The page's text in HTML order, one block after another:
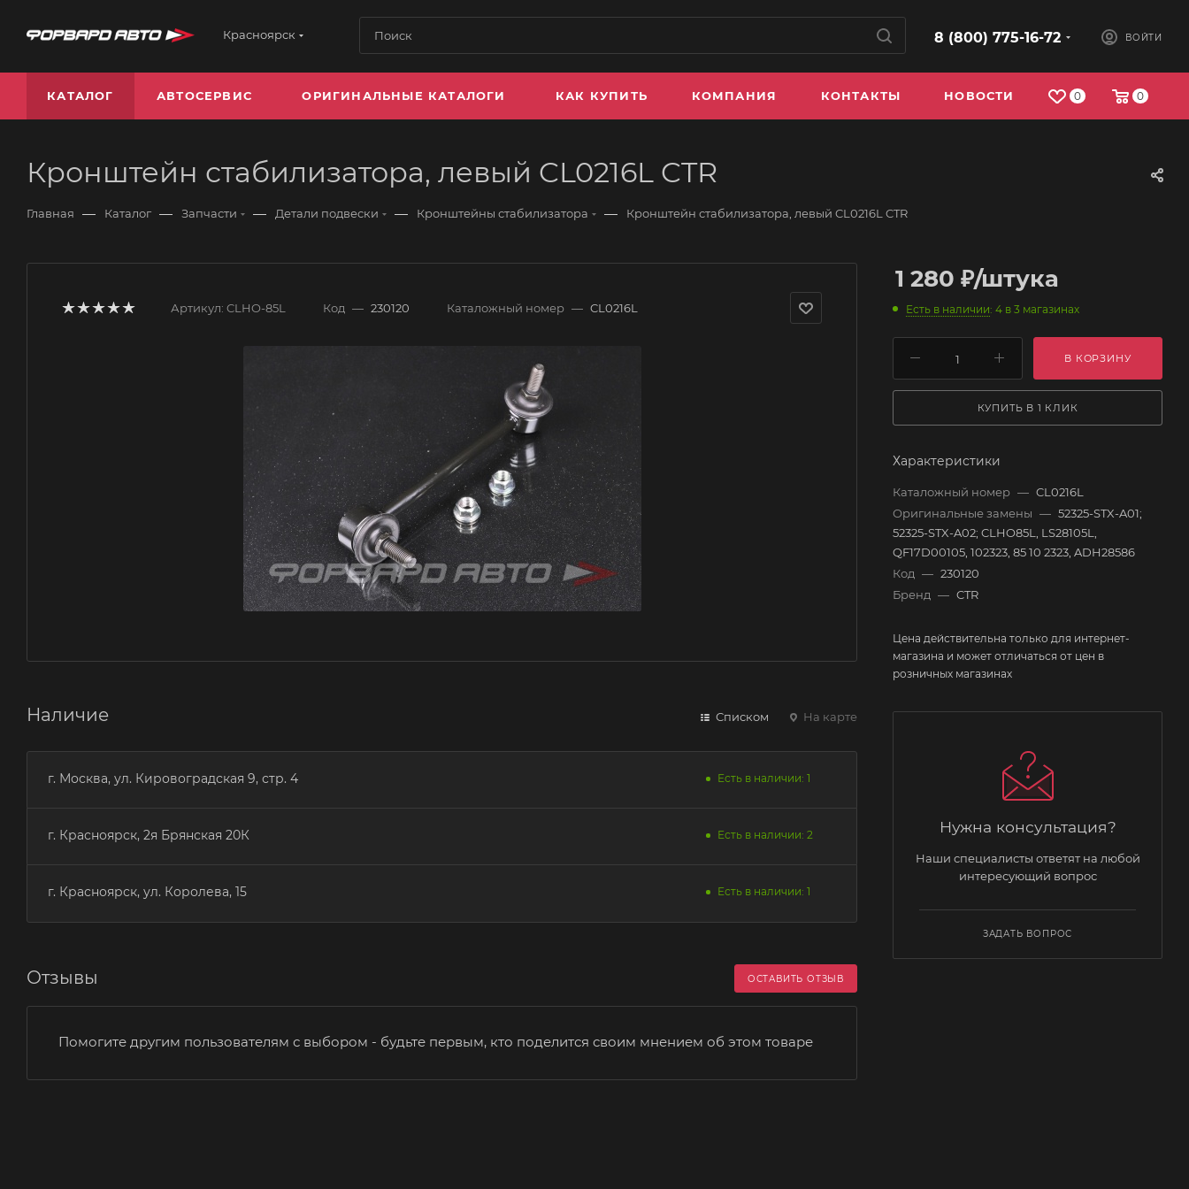
Красноярск 8 (800) 775-16-72 ВОЙТИ
0 0
КАТАЛОГ АВТОСЕРВИС ОРИГИНАЛЬНЫЕ КАТАЛОГИ КАК КУПИТЬ КОМПАНИЯ КОНТАКТЫ НОВОСТИ
Кронштейн стабилизатора, левый CL0216L CTR
Главная — Каталог — Запчасти — Детали подвески — Кронштейны стабилизатора — Кронштейн стабилизатора, левый CL0216L CTR
Артикул: CLHO-85L Код — 230120 Каталожный номер — CL0216L
Наличие Списком На карте
г. Москва, ул. Кировоградская 9, стр. 4 Есть в наличии: 1
г. Красноярск, 2я Брянская 20К Есть в наличии: 2
г. Красноярск, ул. Королева, 15 Есть в наличии: 1
Отзывы ОСТАВИТЬ ОТЗЫВ
Помогите другим пользователям с выбором - будьте первым, кто поделится своим мнением об этом товаре
1 280 ₽/штука
Есть в наличии: 4 в 3 магазинах
В КОРЗИНУ
КУПИТЬ В 1 КЛИК
Характеристики
Каталожный номер — CL0216L
Оригинальные замены — 52325-STX-A01;
52325-STX-A02; CLHO85L, LS28105L,
QF17D00105, 102323, 85 10 2323, ADH28586
Код — 230120
Бренд — CTR
Цена действительна только для интернет-
магазина и может отличаться от цен в
розничных магазинах
Нужна консультация?
Наши специалисты ответят на любой
интересующий вопрос
ЗАДАТЬ ВОПРОС